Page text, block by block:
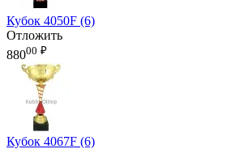
Кубок 4050F (6)
Отложить
88000 ₽
Кубок 4067F (6)